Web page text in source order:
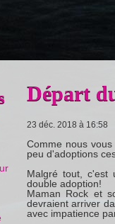
Départ
23 déc. 2018 à 16:58
Comme nous
peu d'adoptions
Malgré tout,
double adoption!
Maman Rock et
devraient arriver
avec impatience